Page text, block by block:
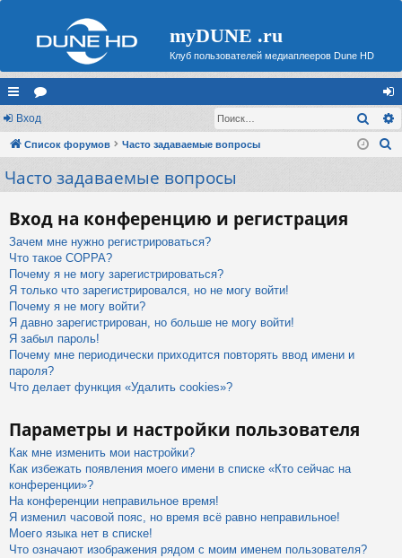
myDUNE .ru
Клуб пользователей медиаплееров Dune HD
с
ы
лк
ор
ум
хо
д
Вход
Список форумов Часто задаваемые вопросы
Часто задаваемые вопросы
Вход на конференцию и регистрация
Зачем мне нужно регистрироваться?
Что такое COPPA?
Почему я не могу зарегистрироваться?
Я только что зарегистрировался, но не могу войти!
Почему я не могу войти?
Я давно зарегистрирован, но больше не могу войти!
Я забыл пароль!
Почему мне периодически приходится повторять ввод имени и
пароля?
Что делает функция «Удалить cookies»?
Параметры и настройки пользователя
Как мне изменить мои настройки?
Как избежать появления моего имени в списке «Кто сейчас на
конференции»?
На конференции неправильное время!
Я изменил часовой пояс, но время всё равно неправильное!
Моего языка нет в списке!
Что означают изображения рядом с моим именем пользователя?